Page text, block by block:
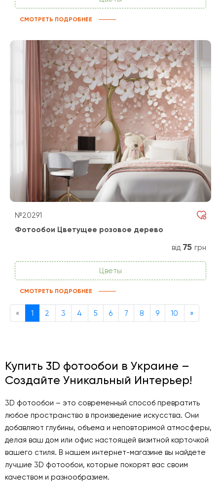
СМОТРЕТЬ ПОДРОБНЕЕ
№20291
Фотообои Цветущее розовое дерево
від 75 грн
Цветы
СМОТРЕТЬ ПОДРОБНЕЕ
« Previous
1 2 3 4 5 6 7 8 9 10 »Next
Купить 3D фотообои в Украине –
Создайте Уникальный Интерьер!
3D фотообои – это современный способ превратить
любое пространство в произведение искусства. Они
добавляют глубины, объема и неповторимой атмосферы,
делая ваш дом или офис настоящей визитной карточкой
вашего стиля. В нашем интернет-магазине вы найдете
лучшие 3D фотообои, которые покорят вас своим
качеством и разнообразием.